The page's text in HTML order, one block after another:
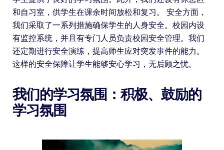
和自习室，供学生在课余时间放松和复习。 安全方面，
我们采取了一系列措施确保学生的人身安全。校园内设
有监控系统，并且有专门人员负责校园安全管理。我们
还定期进行安全演练，提高师生应对突发事件的能力。
这样的安全保障让学生能够安心学习，无后顾之忧。
我们的学习氛围：积极、鼓励的
学习氛围